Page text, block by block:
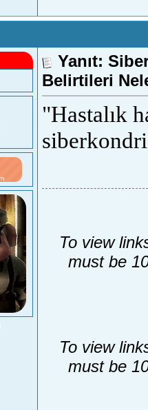
Yanıt:
Belirtileri
"Hastalık
To view
must be
To view
must be